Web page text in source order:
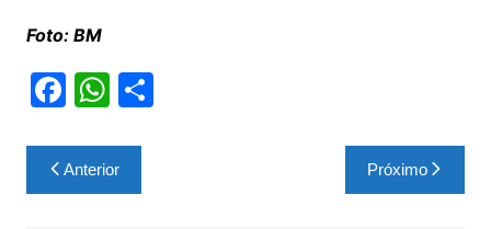
Foto: BM
F
c
e
W
at
s
S
Navegação
de
Anterior Próximo